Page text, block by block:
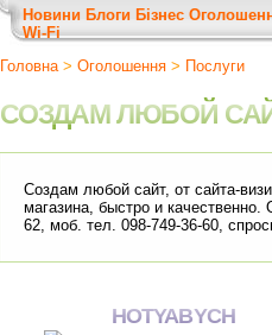
Новини Блоги Бізнес
Wi-Fi
Головна> Оголошення > Послуги
СОЗДАМ ЛЮБОЙ
Создам любой сайт, от сайта-
магазина, быстро и
62, моб. тел. 098-749-36-60,
HOTYABYCH